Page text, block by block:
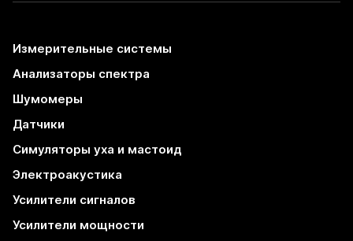
Измерительные системы
Анализаторы спектра
Шумомеры
Датчики
Симуляторы уха и мастоид
Электроакустика
Усилители сигналов
Усилители мощности